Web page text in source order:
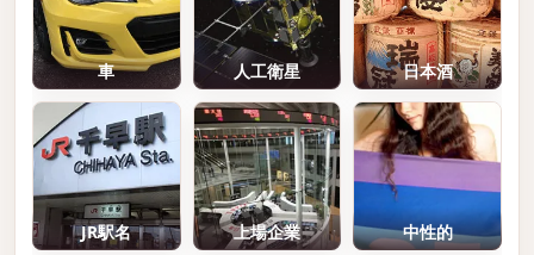
車 人工衛星 日本酒
JR駅名 上場企業 中性的